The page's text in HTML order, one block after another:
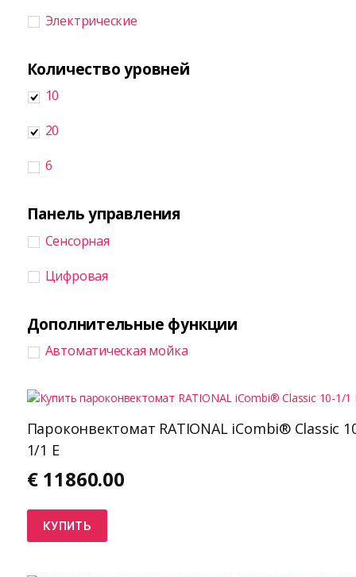
Электрические
Количество уровней
10
20
6
Панель управления
Сенсорная
Цифровая
Дополнительные функции
Автоматическая мойка
Пароконвектомат RATIONAL iCombi® Classic
1/1 E
€ 11860.00
КУПИТЬ